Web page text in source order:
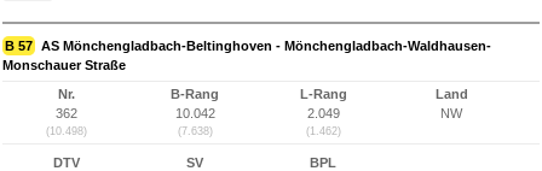
B 57 AS Mönchengladbach-Beltinghoven - Mönchengladbach-Waldhausen-
Monschauer Straße
Nr.
362
(10.498)
B-Rang
10.042
(7.638)
L-Rang
2.049
(1.462)
Land
NW
DTV
SV
BPL